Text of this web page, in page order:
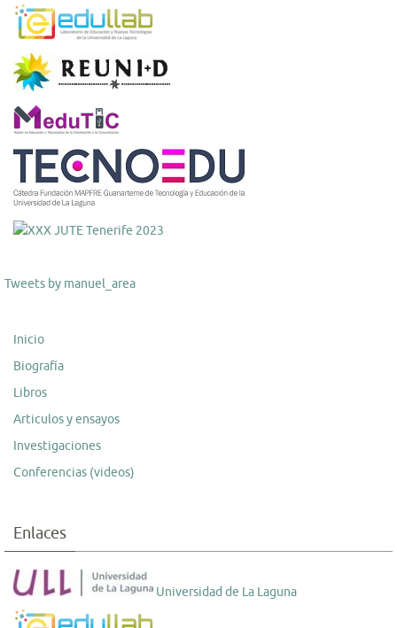
Tweets by manuel_area
Inicio
Biografía
Libros
Articulos y ensayos
Investigaciones
Conferencias (videos)
Enlaces
Universidad de La Laguna